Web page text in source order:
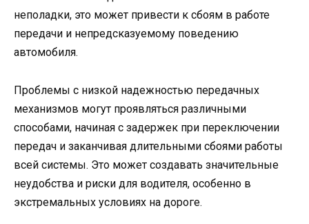
неполадки, это может привести к сбоям в работе
передачи и непредсказуемому поведению
автомобиля.
Проблемы с низкой надежностью передачных
механизмов могут проявляться различными
способами, начиная с задержек при переключении
передач и заканчивая длительными сбоями работы
всей системы. Это может создавать значительные
неудобства и риски для водителя, особенно в
экстремальных условиях на дороге.